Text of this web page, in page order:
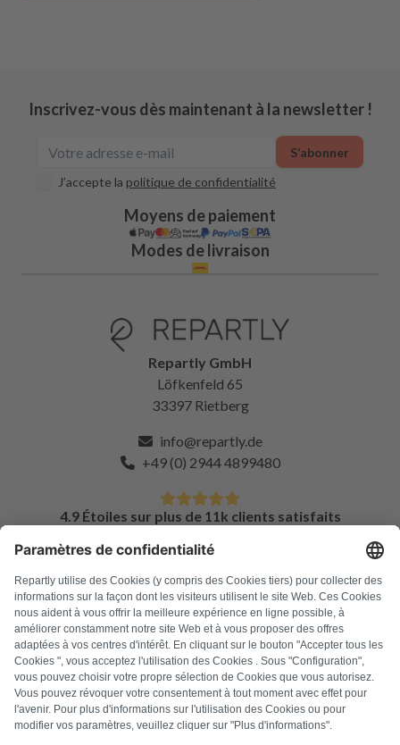
Inscrivez-vous dès maintenant à la newsletter !
J’accepte la politique de confidentialité
S’abonner
Moyens de paiement
Modes de livraison
Repartly GmbH
Löfkenfeld 65
33397 Rietberg
info@repartly.de
+49 (0) 2944 4899480
4.9 Étoiles sur plus de 11k clients satisfaits
FAQ
Tous les codes d'erreur
À propos de nous
Presse
Mentions légales